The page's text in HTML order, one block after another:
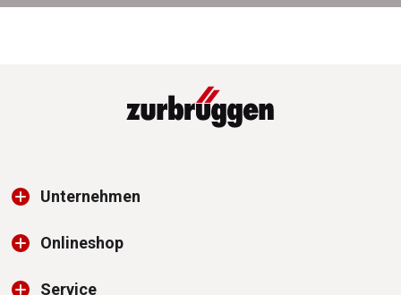
Unternehmen
Onlineshop
Service